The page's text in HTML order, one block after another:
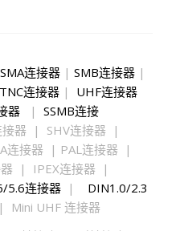
SMA连接器| SMB连接器|
TNC连接器| UHF连接器
器| SSMB连接
器 | SHV连接器 |
连接器 | PAL连接器 |
| IPEX连接器 |
5.6连接器| DIN1.0/2.3
UHF 连接器